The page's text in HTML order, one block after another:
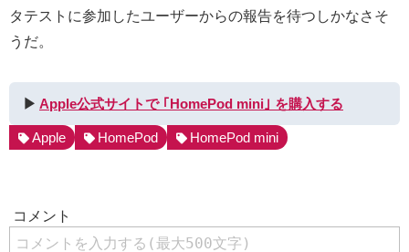
タテストに参加したユーザーからの報告を待つしかなさそ
うだ。
▶︎ Apple公式サイトで ｢HomePod mini｣ を購入する
Apple HomePod HomePod mini